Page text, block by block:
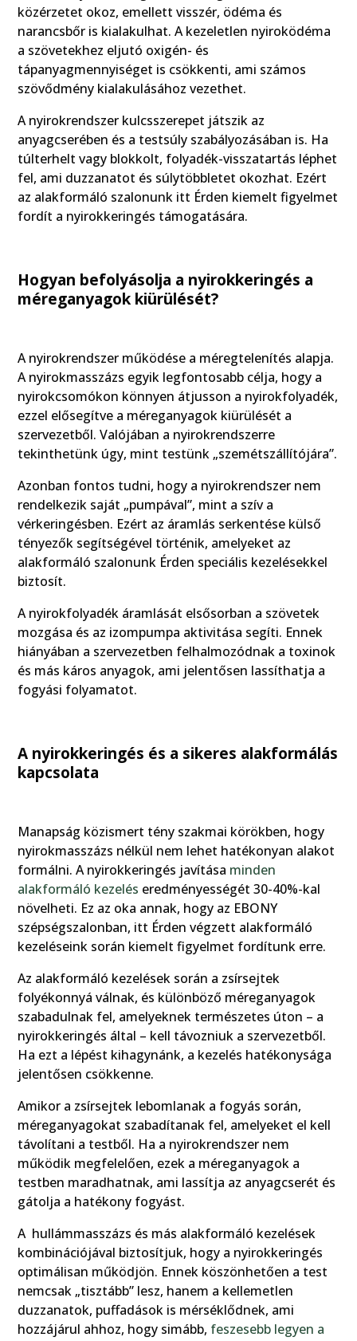
közérzetet okoz, emellett visszér, ödéma és
narancsbőr is kialakulhat. A kezeletlen nyiroködéma
a szövetekhez eljutó oxigén- és
tápanyagmennyiséget is csökkenti, ami számos
szövődmény kialakulásához vezethet.
A nyirokrendszer kulcsszerepet játszik az
anyagcserében és a testsúly szabályozásában is. Ha
túlterhelt vagy blokkolt, folyadék-visszatartás léphet
fel, ami duzzanatot és súlytöbbletet okozhat. Ezért
az alakformáló szalonunk itt Érden kiemelt figyelmet
fordít a nyirokkeringés támogatására.
Hogyan befolyásolja a nyirokkeringés a
méreganyagok kiürülését?
A nyirokrendszer működése a méregtelenítés alapja.
A nyirokmasszázs egyik legfontosabb célja, hogy a
nyirokcsomókon könnyen átjusson a nyirokfolyadék,
ezzel elősegítve a méreganyagok kiürülését a
szervezetből. Valójában a nyirokrendszerre
tekinthetünk úgy, mint testünk „szemétszállítójára”.
Azonban fontos tudni, hogy a nyirokrendszer nem
rendelkezik saját „pumpával”, mint a szív a
vérkeringésben. Ezért az áramlás serkentése külső
tényezők segítségével történik, amelyeket az
alakformáló szalonunk Érden speciális kezelésekkel
biztosít.
A nyirokfolyadék áramlását elsősorban a szövetek
mozgása és az izompumpa aktivitása segíti. Ennek
hiányában a szervezetben felhalmozódnak a toxinok
és más káros anyagok, ami jelentősen lassíthatja a
fogyási folyamatot.
A nyirokkeringés és a sikeres alakformálás
kapcsolata
Manapság közismert tény szakmai körökben, hogy
nyirokmasszázs nélkül nem lehet hatékonyan alakot
formálni. A nyirokkeringés javítása minden
alakformáló kezelés eredményességét 30-40%-kal
növelheti. Ez az oka annak, hogy az EBONY
szépségszalonban, itt Érden végzett alakformáló
kezeléseink során kiemelt figyelmet fordítunk erre.
Az alakformáló kezelések során a zsírsejtek
folyékonnyá válnak, és különböző méreganyagok
szabadulnak fel, amelyeknek természetes úton – a
nyirokkeringés által – kell távozniuk a szervezetből.
Ha ezt a lépést kihagynánk, a kezelés hatékonysága
jelentősen csökkenne.
Amikor a zsírsejtek lebomlanak a fogyás során,
méreganyagokat szabadítanak fel, amelyeket el kell
távolítani a testből. Ha a nyirokrendszer nem
működik megfelelően, ezek a méreganyagok a
testben maradhatnak, ami lassítja az anyagcserét és
gátolja a hatékony fogyást.
A hullámmasszázs és más alakformáló kezelések
kombinációjával biztosítjuk, hogy a nyirokkeringés
optimálisan működjön. Ennek köszönhetően a test
nemcsak „tisztább” lesz, hanem a kellemetlen
duzzanatok, puffadások is mérséklődnek, ami
hozzájárul ahhoz, hogy simább, feszesebb legyen a